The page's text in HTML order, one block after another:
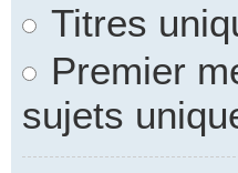
Titres
Premier
sujets